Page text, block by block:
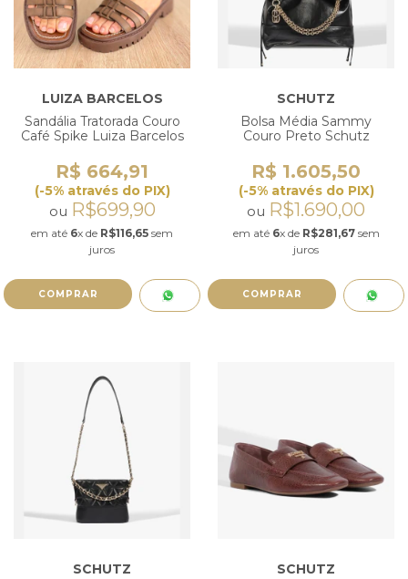
LUIZA BARCELOS
Sandália Tratorada Couro
Café Spike Luiza Barcelos
R$ 664,91
(-5% através do PIX)
ou R$699,90
em até 6x de R$116,65 sem
juros
COMPRAR
SCHUTZ
Bolsa Média Sammy
Couro Preto Schutz
R$ 1.605,50
(-5% através do PIX)
ou R$1.690,00
em até 6x de R$281,67sem
juros
SCHUTZ
SCHUTZ